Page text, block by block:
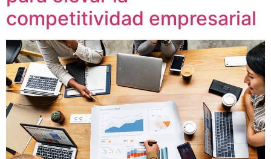
competitividad empresarial